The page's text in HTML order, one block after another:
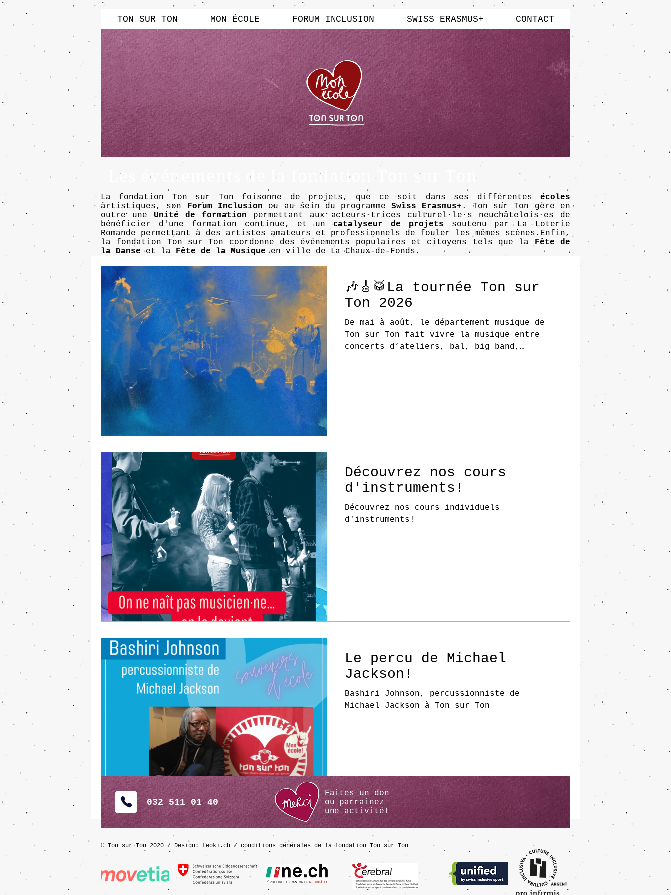
TON SUR TON MON ÉCOLE FORUM INCLUSION SWISS ERASMUS+ CONTACT
Les événements de la fondation Ton sur Ton
🎶🎸🥁La tournée Ton sur
Ton 2026
De mai à août, le département musique de
Ton sur Ton fait vivre la musique entre
concerts d’ateliers, bal, big band,
Découvrez nos cours
d'instruments!
Découvrez nos cours individuels
d'instruments!
Le percu de Michael
Jackson!
Bashiri Johnson, percussionniste de
Michael Jackson à Ton sur Ton
La fondation Ton sur Ton foisonne de projets, que ce soit dans ses différentes écoles
artistiques, son Forum Inclusion ou au sein du programmeSwiss Erasmus+ . Ton sur Ton gère en
outre une Unité de formation permettant aux acteurs·trices culturel·le·s neuchâtelois·es de
bénéficier d'une formation continue, et uncatalyseur de projets soutenu par La Loterie
Romande permettant à des artistes amateurs et professionnels de fouler les mêmes scènes.Enfin,
la fondation Ton sur Ton coordonne des événements populaires et citoyens tels que la Fête de
la Danse et la Fête de la Musique en ville de La Chaux-de-Fonds.
Faites un don
ou parrainez
une activité!
032 511 01 40
© Ton sur Ton 2020 / Design: Leoki.ch / conditions générales de la fondation Ton sur Ton